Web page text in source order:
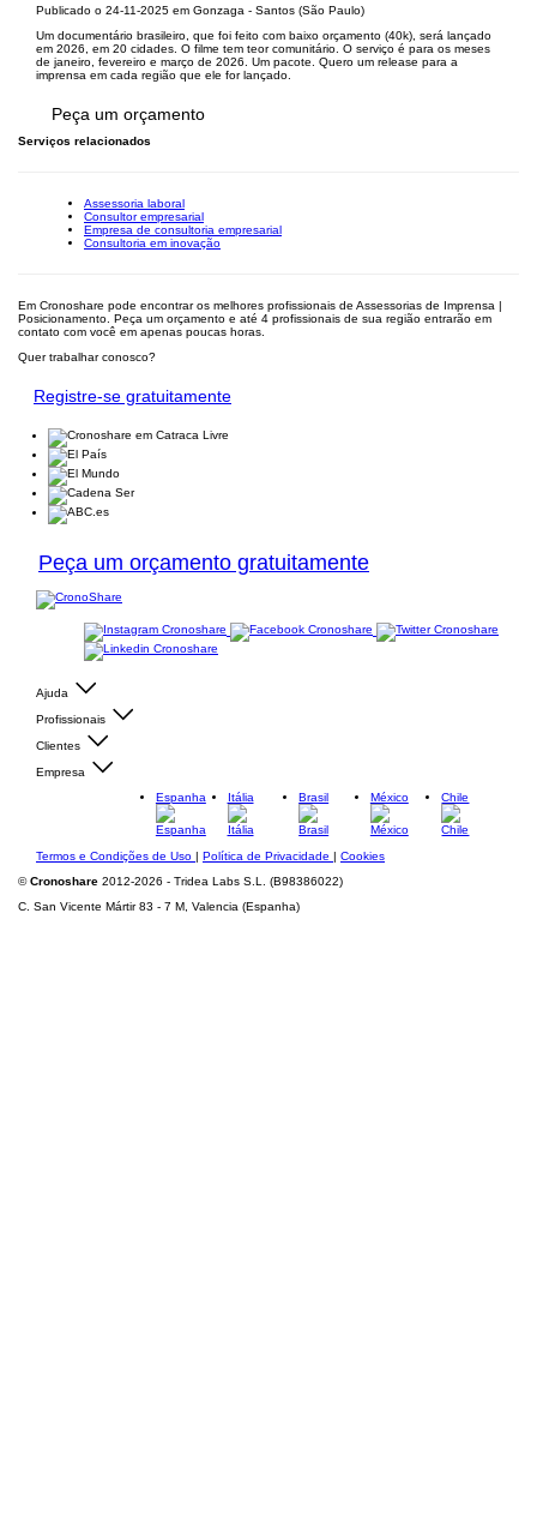
Publicado o 24-11-2025 em Gonzaga - Santos (São Paulo)
Um documentário brasileiro, que foi feito com baixo orçamento (40k), será lançado
em 2026, em 20 cidades. O filme tem teor comunitário. O serviço é para os meses
de janeiro, fevereiro e março de 2026. Um pacote. Quero um release para a
imprensa em cada região que ele for lançado.
Peça um orçamento
Serviços relacionados
Assessoria laboral
Consultor empresarial
Empresa de consultoria empresarial
Consultoria em inovação
Em Cronoshare pode encontrar os melhores profissionais de Assessorias de Imprensa |
Posicionamento. Peça um orçamento e até 4 profissionais de sua região entrarão em
contato com você em apenas poucas horas.
Quer trabalhar conosco?
Registre-se gratuitamente
Peça um orçamento gratuitamente
Ajuda
Profissionais
Clientes
Empresa
Espanha
Itália Brasil México Chile
Termos e Condições de Uso | Política de Privacidade | Cookies
©Cronoshare 2012-2026 - Tridea Labs S.L. (B98386022)
C. San Vicente Mártir 83 - 7 M, Valencia (Espanha)